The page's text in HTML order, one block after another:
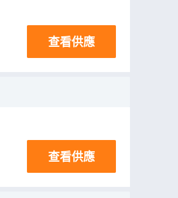
查看供應
查看供應